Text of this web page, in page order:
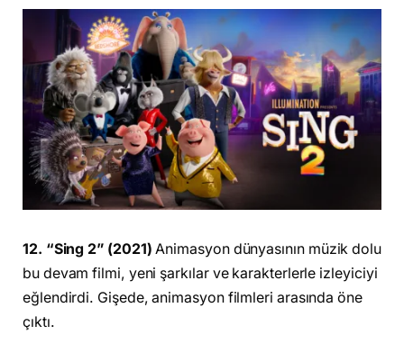
12. “Sing 2” (2021) Animasyon dünyasının müzik dolu
bu devam filmi, yeni şarkılar ve karakterlerle izleyiciyi
eğlendirdi. Gişede, animasyon filmleri arasında öne
çıktı.